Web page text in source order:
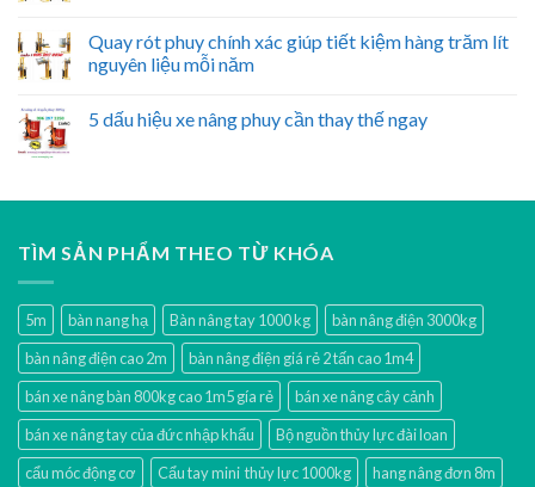
Quay rót phuy chính xác giúp tiết kiệm hàng trăm lít
nguyên liệu mỗi năm
5 dấu hiệu xe nâng phuy cần thay thế ngay
TÌM SẢN PHẨM THEO TỪ KHÓA
5m bàn nang hạ Bàn nâng tay 1000 kg
bàn nâng điện 3000kg
bàn nâng điện cao 2m
bàn nâng điện giá rẻ 2 tấn cao 1m4
bán xe nâng bàn 800kg cao 1m5 gía rẻ
bán xe nâng cây cảnh
bán xe nâng tay của đức nhập khẩu
Bộ nguồn thủy lực đài loan
cẩu móc động cơ
Cẩu tay mini thủy lực 1000kg
hang nâng đơn 8m